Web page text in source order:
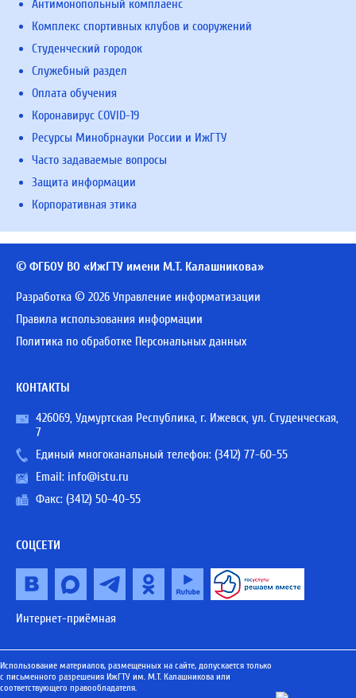
Антимонопольный комплаенс
Комплекс спортивных клубов и сооружений
Студенческий городок
Служебный раздел
Оплата обучения
Коронавирус COVID-19
Ресурсы Минобрнауки России и ИжГТУ
Часто задаваемые вопросы
Защита информации
Корпоративная этика
© ФГБОУ ВО «ИжГТУ имени М.Т. Калашникова»
Разработка © 2026 Управление информатизации
Правила использования информации
Политика по обработке Персональных данных
КОНТАКТЫ
426069, Удмуртская Республика, г. Ижевск, ул. Студенческая,
7
Единый многоканальный телефон: (3412) 77-60-55
Email: info@istu.ru
Факс: (3412) 50-40-55
СОЦСЕТИ
Интернет-приёмная
Использование материалов, размещенных на сайте, допускается только
с письменного разрешения ИжГТУ им. М.Т. Калашникова или
соответствующего правообладателя.